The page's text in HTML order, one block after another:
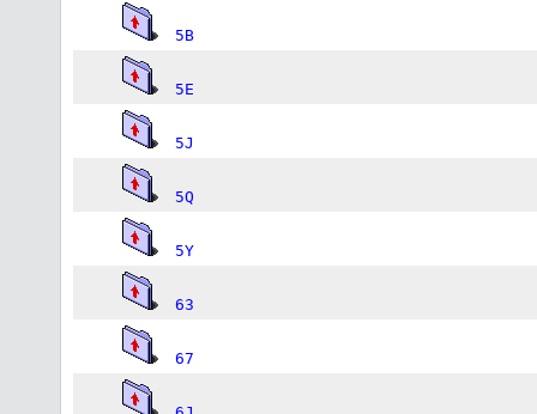
5B
5E
5J
5Q
5Y
63
67